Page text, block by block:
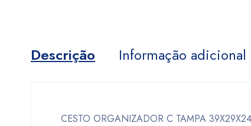
Descrição Informação adicional
CESTO ORGANIZADOR C TAMPA 39X29X24